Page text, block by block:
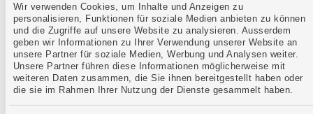
Wir verwenden Cookies, um Inhalte und Anzeigen zu
personalisieren, Funktionen für soziale Medien anbieten zu können
und die Zugriffe auf unsere Website zu analysieren. Ausserdem
geben wir Informationen zu Ihrer Verwendung unserer Website an
unsere Partner für soziale Medien, Werbung und Analysen weiter.
Unsere Partner führen diese Informationen möglicherweise mit
weiteren Daten zusammen, die Sie ihnen bereitgestellt haben oder
die sie im Rahmen Ihrer Nutzung der Dienste gesammelt haben.
Mehr erfahren